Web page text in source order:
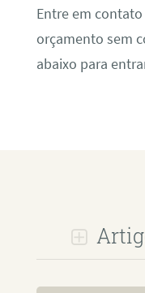
Entre em
orçamento sem
abaixo para